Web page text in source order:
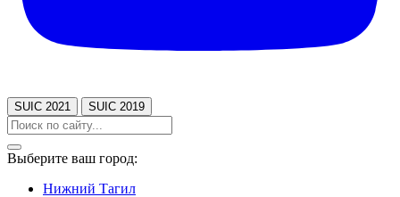
SUIC 2021 SUIC 2019
Выберите ваш город:
Нижний Тагил